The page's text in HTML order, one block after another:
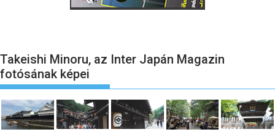
Takeishi Minoru, az Inter Japán Magazin
fotósának képei